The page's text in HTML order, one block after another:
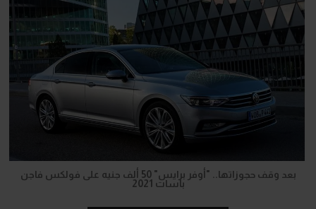
بعد وقف حجوزاتها.. "أوفر برايس" 50 ألف جنيه على فولكس فاجن
باسات 2021